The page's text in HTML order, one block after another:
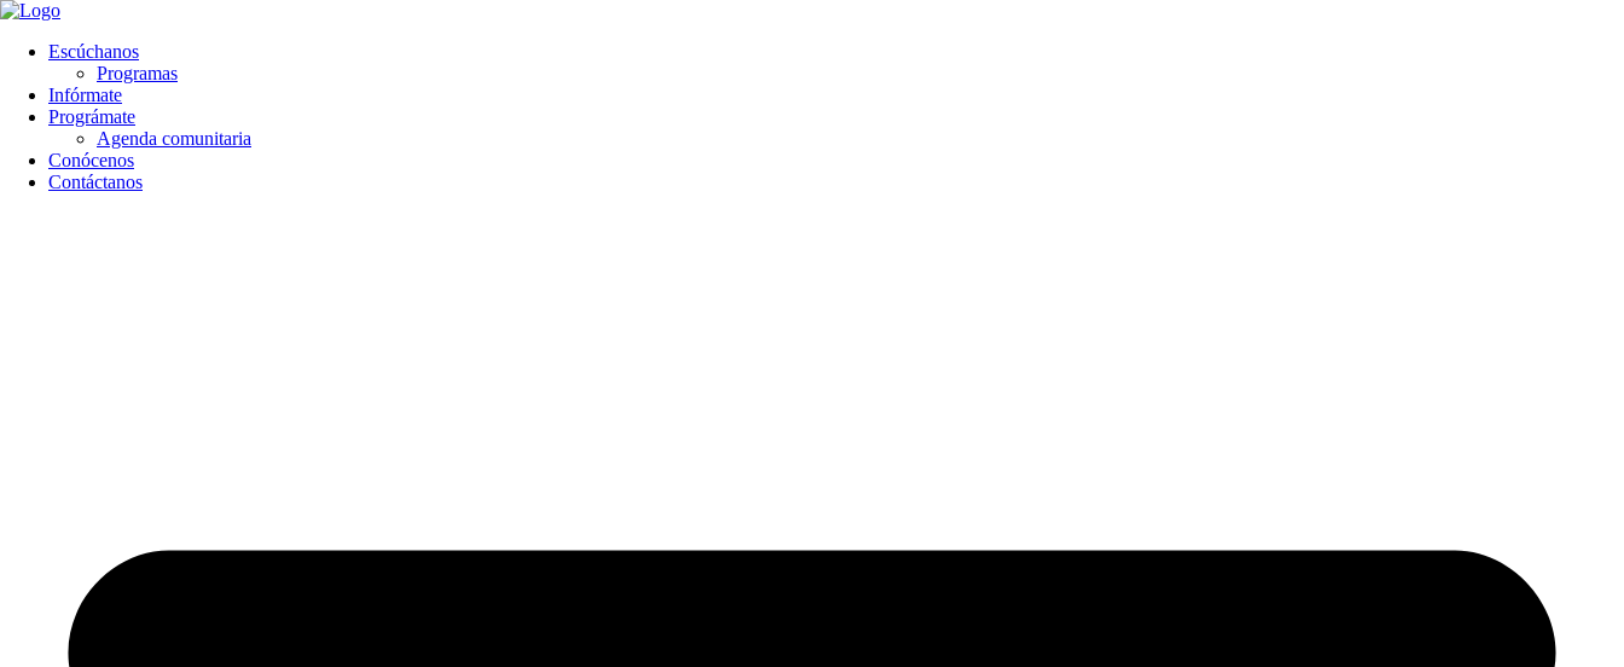
contenido
Escúchanos
Programas
Infórmate
Prográmate
Agenda comunitaria
Conócenos
Contáctanos